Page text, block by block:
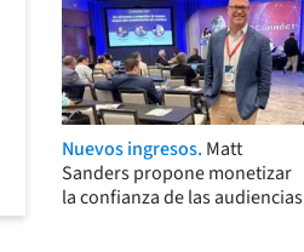
Nuevos ingresos. Matt
Sanders propone monetizar
la confianza de las audiencias